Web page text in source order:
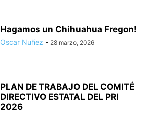
Hagamos un Chihuahua Fregon!
Oscar Nuñez - 28 marzo, 2026
PLAN DE TRABAJO DEL COMITÉ
DIRECTIVO ESTATAL DEL PRI
2026